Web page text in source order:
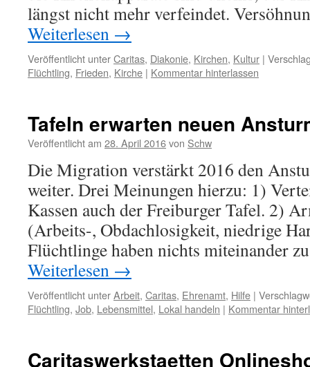
längst nicht mehr verfeindet.
Weiterlesen →
Veröffentlicht unterCaritas, Diakonie, Kirchen, Kultur |
Flüchtling, Frieden, Kirche | Kommentar hinterlassen
Tafeln erwarten neuen
Veröffentlicht am 28. April 2016von Schw
Die Migration verstärkt 2016 den
weiter. Drei Meinungen hierzu: 1)
Kassen auch der Freiburger Tafel. 2)
(Arbeits-, Obdachlosigkeit, niedrige
Flüchtlinge haben nichts miteinander
Weiterlesen →
Veröffentlicht unterArbeit, Caritas, Ehrenamt, Hilfe |
Flüchtling, Job, Lebensmittel, Lokal handeln | Kommentar
Caritaswerkstaetten